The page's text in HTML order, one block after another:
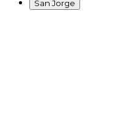
San Jorge